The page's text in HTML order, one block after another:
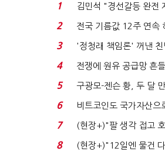
1
김민석 "경선갈등 완전
청래 "반명 공세 사...
2
전국 기름값 12주 연속
발윳값 1909원...
3
'정청래 책임론' 꺼낸
는 추가투표 때리기...
4
전쟁에 원유 공급망 흔
에너지안보 핵심...
5
구광모-젠슨 황, 두 달
로봇·AI 등 논...
6
비트코인도 국가자산으
처분' 기준은 ...
7
(현장+)"팔 생각 접고
요"…'덜 똘똘한 한 채'
8
(현장+)"12일엔 물건